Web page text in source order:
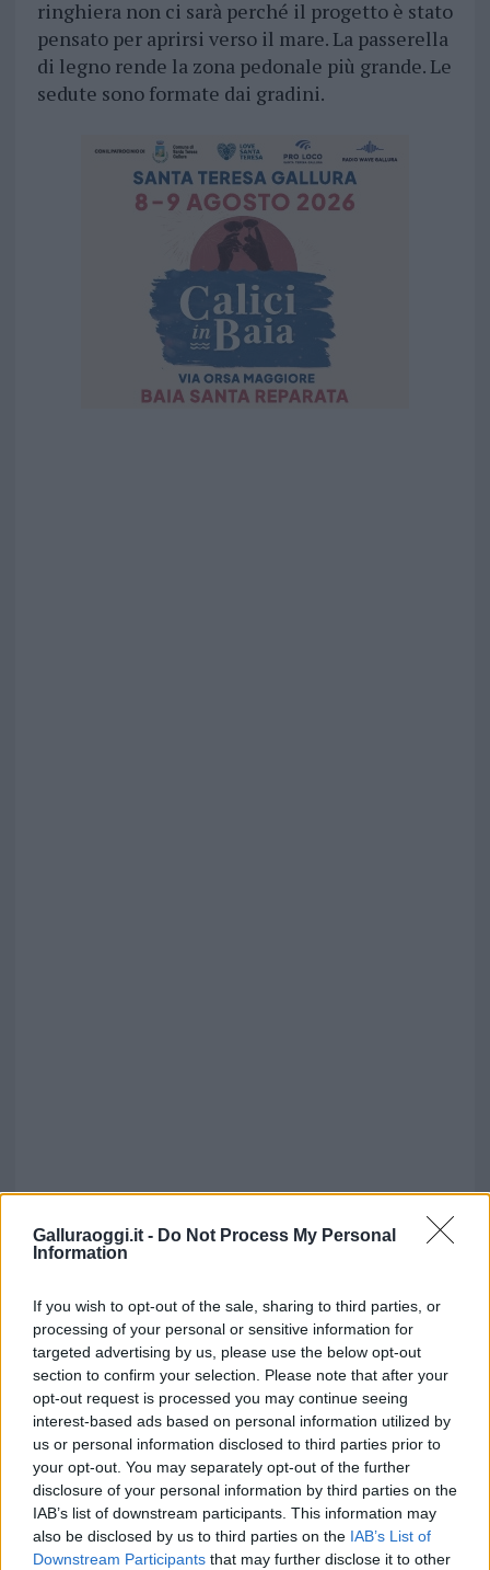
Galluraoggi.it - Do Not Process My Personal
Information
If you wish to opt-out of the sale, sharing to third parties, or
processing of your personal or sensitive information for
targeted advertising by us, please use the below opt-out
section to confirm your selection. Please note that after your
opt-out request is processed you may continue seeing
interest-based ads based on personal information utilized by
us or personal information disclosed to third parties prior to
your opt-out. You may separately opt-out of the further
disclosure of your personal information by third parties on the
IAB’s list of downstream participants. This information may
also be disclosed by us to third parties on the IAB’s List of
Downstream Participants that may further disclose it to other
ringhiera non ci sarà perché il progetto è stato
pensato per aprirsi verso il mare. La passerella
di legno rende la zona pedonale più grande. Le
sedute sono formate dai gradini.
Vuoi rimuovere le pubblicità nazionali?